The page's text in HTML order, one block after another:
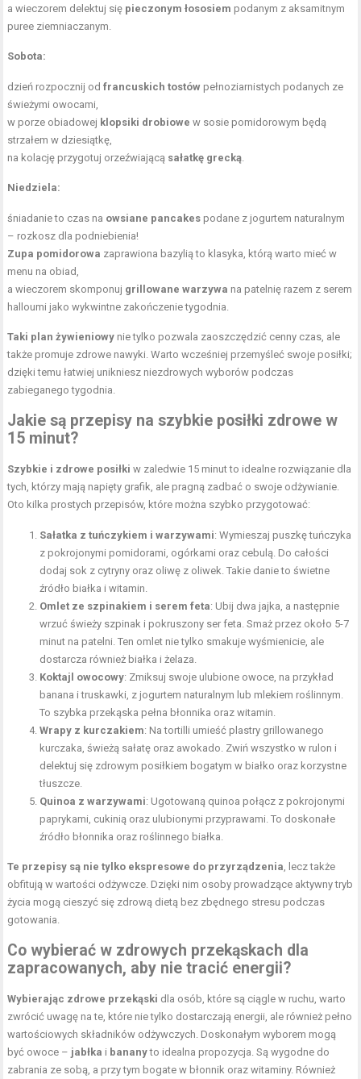
a wieczorem delektuj się pieczonym łososiem podanym z aksamitnym
puree ziemniaczanym.
Sobota:
dzień rozpocznij odfrancuskich tostów pełnoziarnistych podanych ze
świeżymi owocami,
w porze obiadowej klopsiki drobiowe w sosie pomidorowym będą
strzałem w dziesiątkę,
na kolację przygotuj orzeźwiającą sałatkę grecką
Niedziela:
śniadanie to czas na owsiane pancakes podane z jogurtem naturalnym
– rozkosz dla podniebienia!
Zupa pomidorowa zaprawiona bazylią to klasyka, którą warto mieć w
menu na obiad,
a wieczorem skomponuj grillowane warzywa na patelnię razem z serem
halloumi jako wykwintne zakończenie tygodnia.
Taki plan żywieniowy nie tylko pozwala zaoszczędzić cenny czas, ale
także promuje zdrowe nawyki. Warto wcześniej przemyśleć swoje posiłki;
dzięki temu łatwiej unikniesz niezdrowych wyborów podczas
zabieganego tygodnia.
Jakie są przepisy na szybkie posiłki zdrowe w
15 minut?
Szybkie i zdrowe posiłki w zaledwie 15 minut to idealne rozwiązanie dla
tych, którzy mają napięty grafik, ale pragną zadbać o swoje odżywianie.
Oto kilka prostych przepisów, które można szybko przygotować:
Sałatka z tuńczykiem i warzywami: Wymieszaj puszkę tuńczyka
z pokrojonymi pomidorami, ogórkami oraz cebulą. Do całości
dodaj sok z cytryny oraz oliwę z oliwek. Takie danie to świetne
źródło białka i witamin.
Omlet ze szpinakiem i serem feta: Ubij dwa jajka, a następnie
wrzuć świeży szpinak i pokruszony ser feta. Smaż przez około 5-7
minut na patelni. Ten omlet nie tylko smakuje wyśmienicie, ale
dostarcza również białka i żelaza.
Koktajl owocowy: Zmiksuj swoje ulubione owoce, na przykład
banana i truskawki, z jogurtem naturalnym lub mlekiem roślinnym.
To szybka przekąska pełna błonnika oraz witamin.
Wrapy z kurczakiem: Na tortilli umieść plastry grillowanego
kurczaka, świeżą sałatę oraz awokado. Zwiń wszystko w rulon i
delektuj się zdrowym posiłkiem bogatym w białko oraz korzystne
tłuszcze.
Quinoa z warzywami: Ugotowaną quinoa połącz z pokrojonymi
paprykami, cukinią oraz ulubionymi przyprawami. To doskonałe
źródło błonnika oraz roślinnego białka.
Te przepisy są nie tylko ekspresowe do przyrządzenia , lecz także
obfitują w wartości odżywcze. Dzięki nim osoby prowadzące aktywny tryb
życia mogą cieszyć się zdrową dietą bez zbędnego stresu podczas
gotowania.
Co wybierać w zdrowych przekąskach dla
zapracowanych, aby nie tracić energii?
Wybierając zdrowe przekąski dla osób, które są ciągle w ruchu, warto
zwrócić uwagę na te, które nie tylko dostarczają energii, ale również pełno
wartościowych składników odżywczych. Doskonałym wyborem mogą
być owoce – jabłka i bananyto idealna propozycja. Są wygodne do
zabrania ze sobą, a przy tym bogate w błonnik oraz witaminy. Również